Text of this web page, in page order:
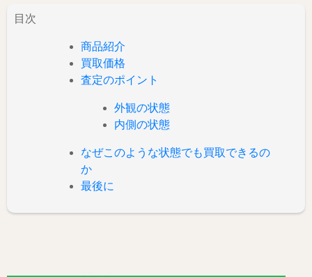
目次
商品紹介
買取価格
査定のポイント
外観の状態
内側の状態
なぜこのような状態でも買取できるの
か
最後に